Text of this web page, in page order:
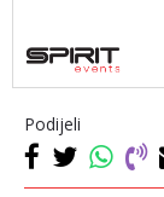
Podijeli